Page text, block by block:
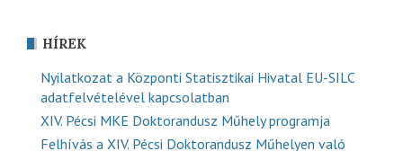
HÍREK
Nyilatkozat a Központi Statisztikai Hivatal EU-SILC
adatfelvételével kapcsolatban
XIV. Pécsi MKE Doktorandusz Műhely programja
Felhívás a XIV. Pécsi Doktorandusz Műhelyen való